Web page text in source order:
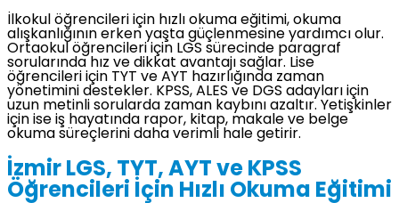
İlkokul öğrencileri için hızlı okuma eğitimi, okuma
alışkanlığının erken yaşta güçlenmesine yardımcı olur.
Ortaokul öğrencileri için LGS sürecinde paragraf
sorularında hız ve dikkat avantajı sağlar. Lise
öğrencileri için TYT ve AYT hazırlığında zaman
yönetimini destekler. KPSS, ALES ve DGS adayları için
uzun metinli sorularda zaman kaybını azaltır. Yetişkinler
için ise iş hayatında rapor, kitap, makale ve belge
okuma süreçlerini daha verimli hale getirir.
İzmir LGS, TYT, AYT ve KPSS
Öğrencileri İçin Hızlı Okuma Eğitimi